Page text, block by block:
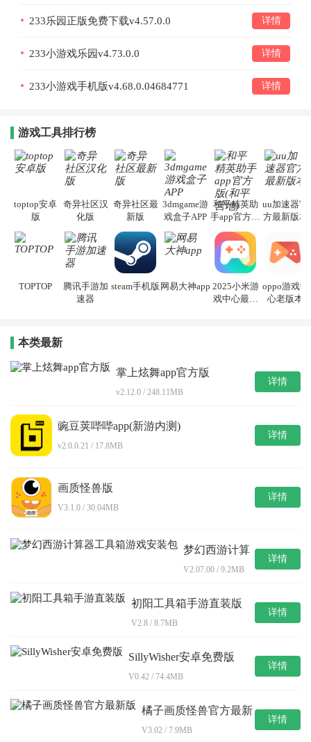
233乐园正版免费下载v4.57.0.0 详情
233小游戏乐园v4.73.0.0 详情
233小游戏手机版v4.68.0.04684771 详情
游戏工具排行榜
toptop安卓
版
奇异社区汉
化版
奇异社区最
新版
3dmgame游
戏盒子APP
和平精英助
手app官方版
uu加速器官
方最新版本
TOPTOP
腾讯手游加
速器
steam手机版 网易大神app 2025小米游
戏中心最新
oppo游戏中
心老版本
本类最新
掌上炫舞app官方版
v2.12.0 / 248.11MB
详情
豌豆荚哔哔app(新游内测)
v2.0.0.21 / 17.8MB
详情
画质怪兽版
V3.1.0 / 30.04MB
详情
梦幻西游计算
安装包
V2.07.00 / 9.2MB
详情
初阳工具箱手游直装版
V2.8 / 8.7MB
详情
SillyWisher安卓免费版
V0.42 / 74.4MB
详情
橘子画质怪兽官方最新
V3.02 / 7.9MB
详情